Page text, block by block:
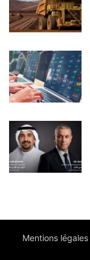
Mentions légales